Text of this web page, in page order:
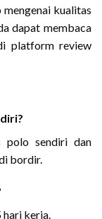
kualitas
dapat membaca
platform review
polo sendiri dan
bordir.
kerja.